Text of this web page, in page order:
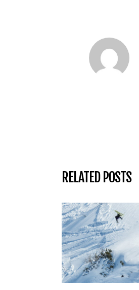
RELATED POSTS